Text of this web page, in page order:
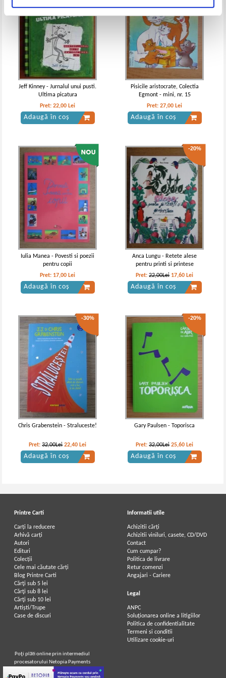
Jeff Kinney - Jurnalul unui pusti.
Ultima picatura
Pret:22,00 Lei
Adaugă în coș
Pisicile aristocrate, Colectia
Egmont - mini, nr. 15
Pret:27,00 Lei
Adaugă în coș
Iulia Manea - Povesti si poezii
pentru copii
Pret: 17,00 Lei
Adaugă în coș
-20%
Anca Lungu - Retete alese
pentru printi si printese
Pret:22,00Lei 17,60 Lei
Adaugă în coș
-30%
Chris Grabenstein - Straluceste!
Pret:32,00Lei 22,40 Lei
Adaugă în coș
-20%
Gary Paulsen - Toporisca
Pret:32,00Lei 25,60 Lei
Adaugă în coș
Printre Carti
Carți la reducere
Arhivă carți
Autori
Edituri
Colecții
Cele mai căutate cărți
Blog Printre Carti
Cărţi sub 5 lei
Cărţi sub 8 lei
Cărţi sub 10 lei
Artiști/Trupe
Case de discuri
Informatii utile
Achizitii cărți
Achizitii viniluri, casete, CD/DVD
Contact
Cum cumpar?
Politica de livrare
Retur comenzi
Angajari - Cariere
Legal
ANPC
Soluționarea online a litigiilor
Politica de confidentialitate
Termeni si conditii
Utilizare cookie-uri
Poţi plăti online prin intermediul
procesatorului Netopia Payments